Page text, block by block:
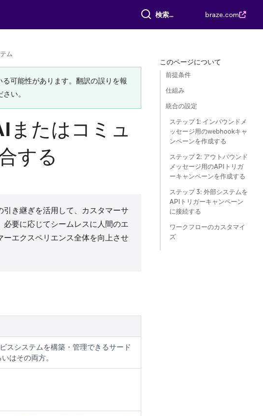
すべて検索 braze.com
ム
可能性があります。翻訳の誤りを報
い。
たはコミュ
する
き継ぎを活用して、カスタマーサ
要に応じてシームレスに人間のエ
エクスペリエンス全体を向上させ
スシステムを構築・管理できるサード
はその両方。
このページについて
前提条件
仕組み
統合の設定
ステップ 1: インバウンドメ
ッセージ用のwebhookキャ
ンペーンを作成する
ステップ 2: アウトバウンド
メッセージ用のAPIトリガ
ーキャンペーンを作成する
ステップ 3: 外部システムを
APIトリガーキャンペーン
に接続する
ワークフローのカスタマイ
ズ